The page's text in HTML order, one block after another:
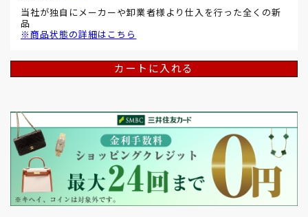
当社が独自にメーカーや卸業者様より仕入を行った全くの新
品
※商品状態の詳細はこちら
カートに入れる